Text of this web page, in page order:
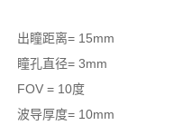
出瞳距离= 15mm
瞳孔直径= 3mm
FOV = 10度
波导厚度= 10mm